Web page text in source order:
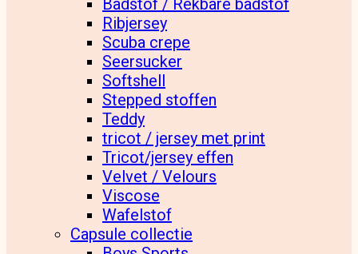
Badstof / Rekbare badstof
Ribjersey
Scuba crepe
Seersucker
Softshell
Stepped stoffen
Teddy
tricot / jersey met print
Tricot/jersey effen
Velvet / Velours
Viscose
Wafelstof
Capsule collectie